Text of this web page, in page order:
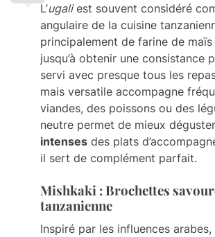
L’ugaliest souvent considéré
angulaire de la cuisine
principalement de farine de maïs
jusqu’à obtenir une consistance
servi avec presque tous les
mais versatile accompagne
viandes, des poissons ou des
neutre permet de mieux
intensesdes plats
il sert de complément parfait.
Mishkaki : Brochettes
tanzanienne
Inspiré par les influences arabes,